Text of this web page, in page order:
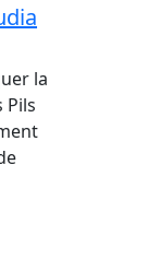
la
Pils